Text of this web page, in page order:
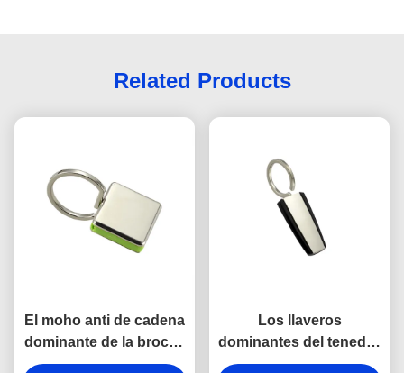
Related Products
El moho anti de cadena
dominante de la broche
del tenedor del metal de
Los llaveros
dominantes del tenedor
del metal plástico del